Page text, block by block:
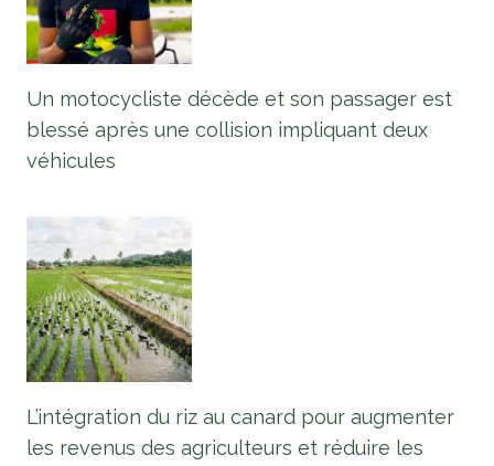
Un motocycliste décède et son passager est
blessé après une collision impliquant deux
véhicules
L’intégration du riz au canard pour augmenter
les revenus des agriculteurs et réduire les